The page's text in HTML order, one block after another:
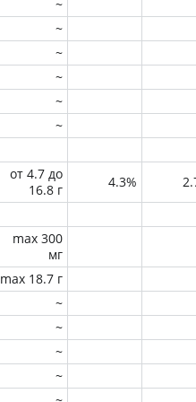
~
~
~
~
~
~
от 4.7 до
16.8 г
4.3%
max 300
мг
max 18.7 г
~
~
~
~